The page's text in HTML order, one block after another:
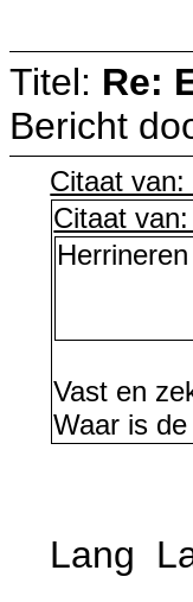
Titel: Re:
Bericht
Citaat
Citaat
Vast en
Waar is
Lang